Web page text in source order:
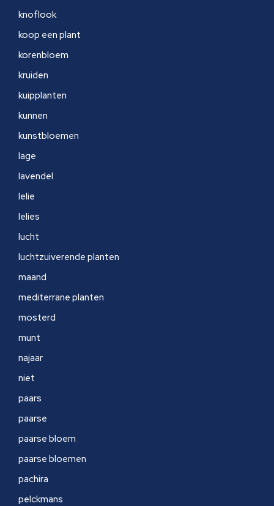
knoflook
koop een plant
korenbloem
kruiden
kuipplanten
kunnen
kunstbloemen
lage
lavendel
lelie
lelies
lucht
luchtzuiverende planten
maand
mediterrane planten
mosterd
munt
najaar
niet
paars
paarse
paarse bloem
paarse bloemen
pachira
pelckmans